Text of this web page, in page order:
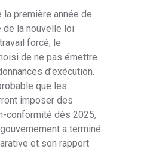
la première année de
de la nouvelle loi
forcé, le
de ne pas émettre
d’exécution.
que les
imposer des
conformité dès 2025,
a terminé
et son rapport